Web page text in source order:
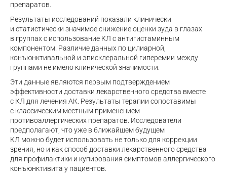
препаратов.
Результаты исследований показали клинически
и статистически значимое снижение оценки зуда в глазах
в группах с использование КЛ с антигистаминным
компонентом. Различие данных по цилиарной,
конъюнктивальной и эписклеральной гиперемии между
группами не имело клинической значимости.
Эти данные являются первым подтверждением
эффективности доставки лекарственного средства вместе
с КЛ для лечения АК. Результаты терапии сопоставимы
с классическим местным применением
противоаллергических препаратов. Исследователи
предполагают, что уже в ближайшем будущем
КЛ можно будет использовать не только для коррекции
зрения, но и как способ доставки лекарственного средства
для профилактики и купирования симптомов аллергического
конъюнктивита у пациентов.